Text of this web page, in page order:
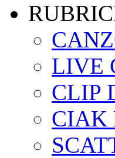
LIVE
CLIP
CIAK